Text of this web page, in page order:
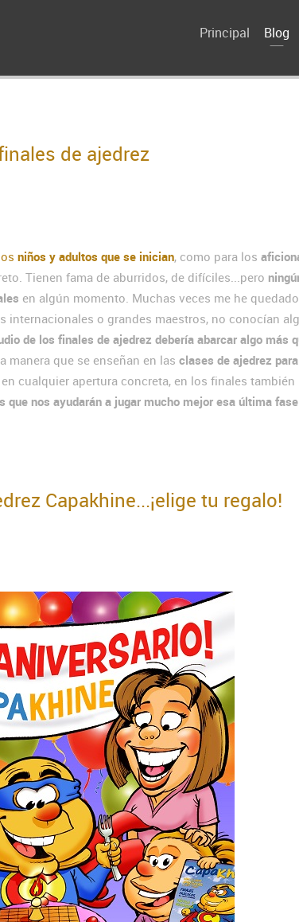
Principal Blog
de ajedrez
niños y adultos que se inician, como para los
Tienen fama de aburridos, de difíciles...pero
en algún momento. Muchas veces me he
o grandes maestros, no conocían
de los finales de ajedrez debería abarcar algo más
manera que se enseñan en las clases de ajedrez
cualquier apertura concreta, en los finales también
que nos ayudarán a jugar mucho mejor esa última
Capakhine...¡elige tu regalo!